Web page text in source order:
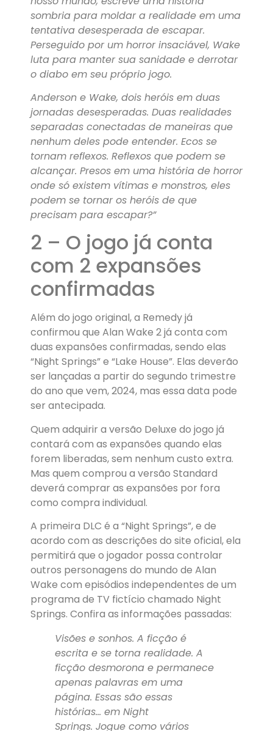
sombria para moldar a realidade em uma
tentativa desesperada de escapar.
Perseguido por um horror insaciável, Wake
luta para manter sua sanidade e derrotar
o diabo em seu próprio jogo.
Anderson e Wake, dois heróis em duas
jornadas desesperadas. Duas realidades
separadas conectadas de maneiras que
nenhum deles pode entender. Ecos se
tornam reflexos. Reflexos que podem se
alcançar. Presos em uma história de horror
onde só existem vítimas e monstros, eles
podem se tornar os heróis de que
precisam para escapar?”
2 – O jogo já conta
com 2 expansões
confirmadas
Além do jogo original, a Remedy já
confirmou que Alan Wake 2 já conta com
duas expansões confirmadas, sendo elas
“Night Springs” e “Lake House”. Elas deverão
ser lançadas a partir do segundo trimestre
do ano que vem, 2024, mas essa data pode
ser antecipada.
Quem adquirir a versão Deluxe do jogo já
contará com as expansões quando elas
forem liberadas, sem nenhum custo extra.
Mas quem comprou a versão Standard
deverá comprar as expansões por fora
como compra individual.
A primeira DLC é a “Night Springs”, e de
acordo com as descrições do site oficial, ela
permitirá que o jogador possa controlar
outros personagens do mundo de Alan
Wake com episódios independentes de um
programa de TV fictício chamado Night
Springs. Confira as informações passadas:
Visões e sonhos. A ficção é
escrita e se torna realidade. A
ficção desmorona e permanece
apenas palavras em uma
página. Essas são essas
histórias… em Night
Springs. Jogue como vários